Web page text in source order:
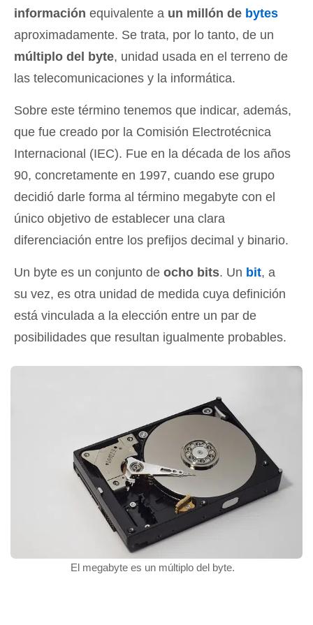
información equivalente a un millón de bytes
aproximadamente. Se trata, por lo tanto, de un
múltiplo del byte, unidad usada en el terreno de
las telecomunicaciones y la informática.
Sobre este término tenemos que indicar, además,
que fue creado por la Comisión Electrotécnica
Internacional (IEC). Fue en la década de los años
90, concretamente en 1997, cuando ese grupo
decidió darle forma al término megabyte con el
único objetivo de establecer una clara
diferenciación entre los prefijos decimal y binario.
Un byte es un conjunto de ocho bits. Un bit, a
su vez, es otra unidad de medida cuya definición
está vinculada a la elección entre un par de
posibilidades que resultan igualmente probables.
El megabyte es un múltiplo del byte.